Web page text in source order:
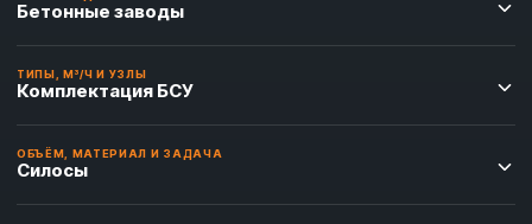
Бетонные заводы
ТИПЫ, М³/Ч И УЗЛЫ
Комплектация БСУ
ОБЪЁМ, МАТЕРИАЛ И ЗАДАЧА
Силосы